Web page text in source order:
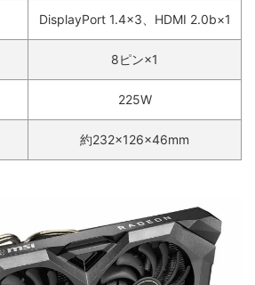
DisplayPort 1.4×3、HDMI 2.0b×1
8ピン×1
225W
約232×126×46mm